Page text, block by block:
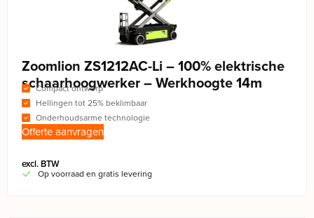
Zoomlion ZS1212AC-Li – 100% elektrische
schaarhoogwerker – Werkhoogte 14m
Compact ontwerp
Hellingen tot 25% beklimbaar
Onderhoudsarme technologie
Offerte aanvragen
excl. BTW
Op voorraad en gratis levering